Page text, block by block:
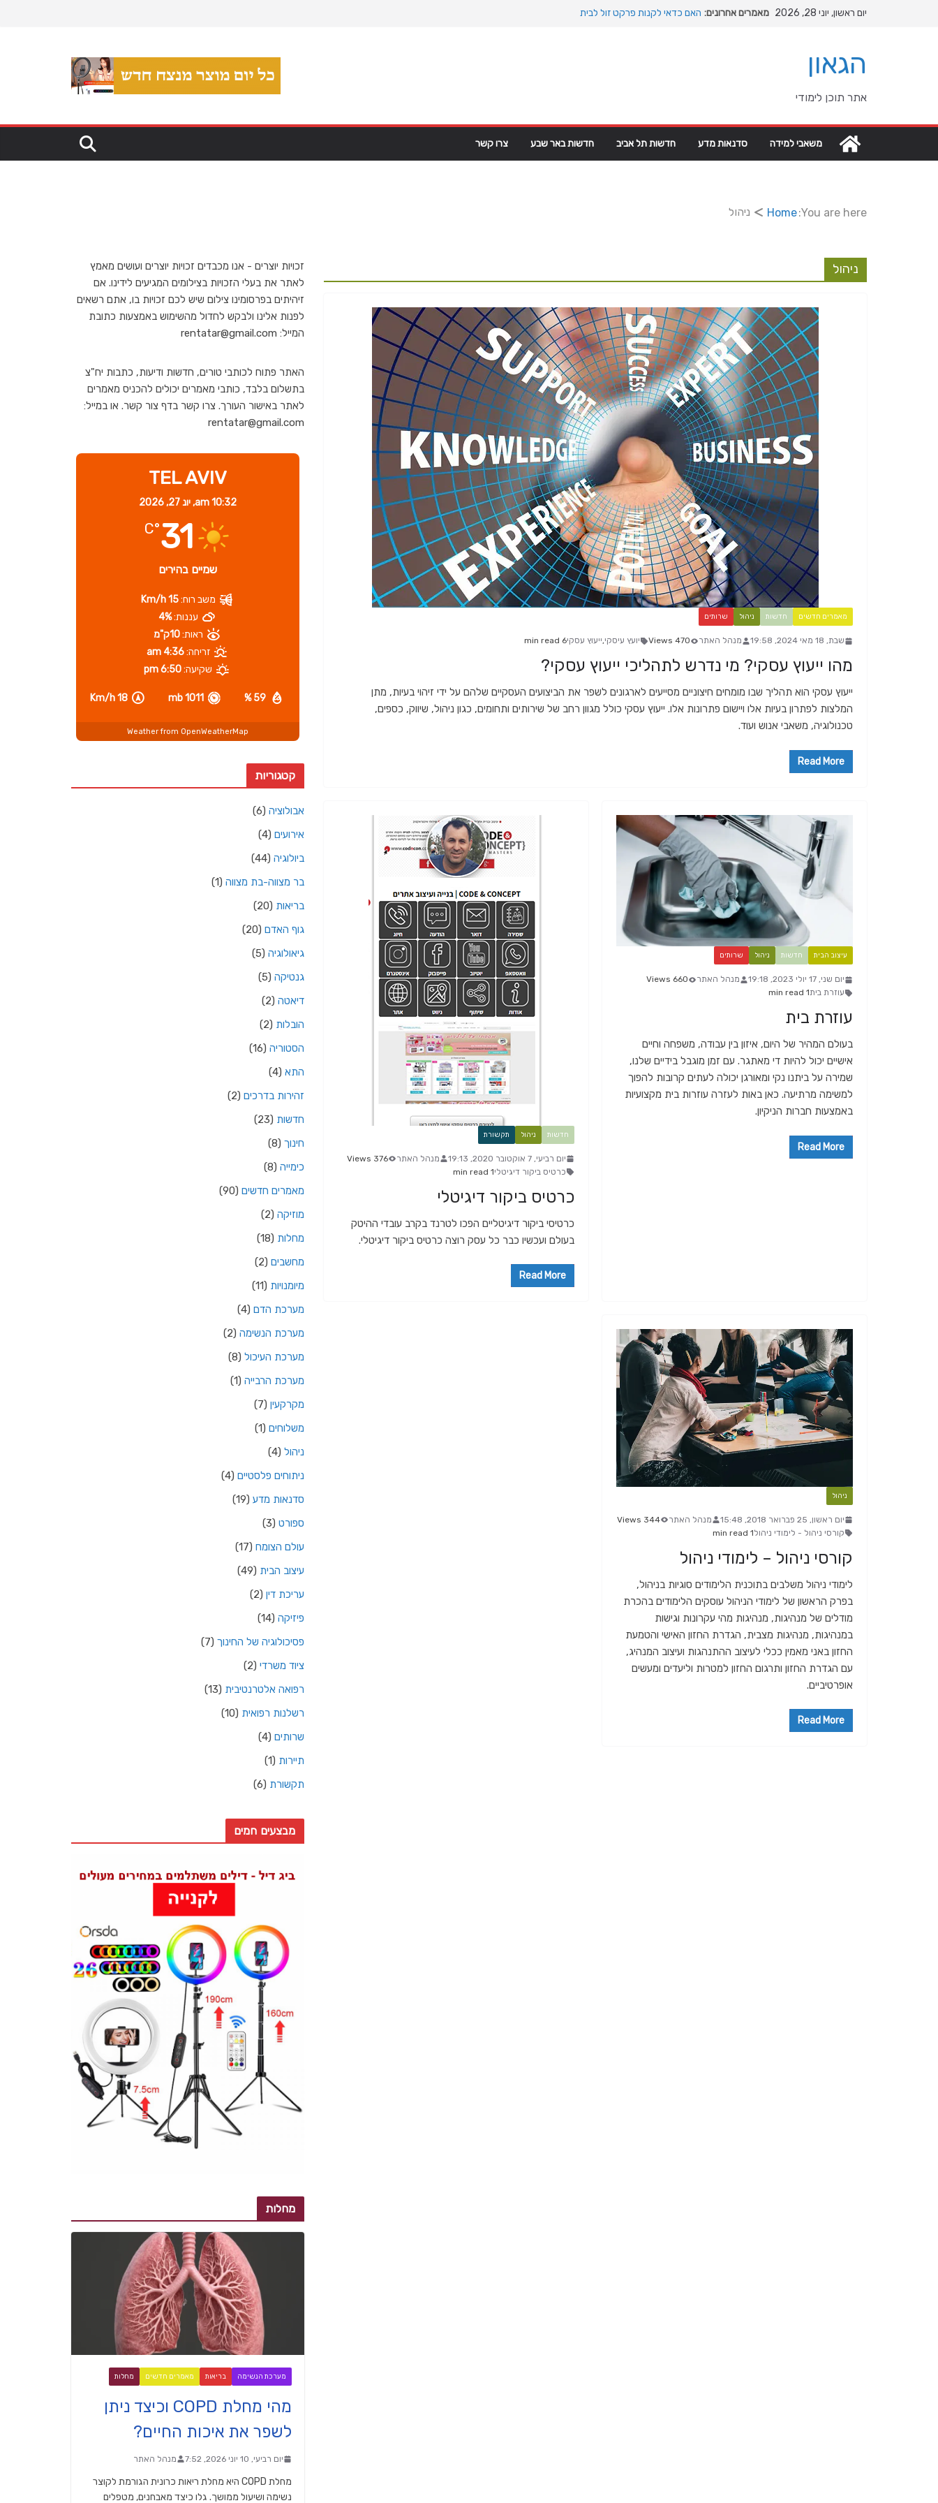
יום ראשון, יוני 28, 2026 מאמרים אחרונים: האם כדאי לקנות פרקט זול לבית
הגאון
אתר תוכן לימודי
משאבי למידה סדנאות מדע חדשות תל אביב חדשות באר שבע צרו קשר
You are here:
Home ניהול
ניהול
מאמרים חדשים חדשות ניהול שרותים
שבת, 18 מאי 2024, 19:58 מנהל האתר 470 Views יועץ עיסקי,ייעוץ עסקי6 min read
מהו ייעוץ עסקי? מי נדרש לתהליכי ייעוץ עסקי?
ייעוץ עסקי הוא תהליך שבו מומחים חיצוניים מסייעים לארגונים לשפר את הביצועים העסקיים שלהם על ידי זיהוי בעיות, מתן
המלצות לפתרון בעיות אלו ויישום פתרונות אלו. ייעוץ עסקי כולל מגוון רחב של שירותים ותחומים, כגון ניהול, שיווק, כספים,
טכנולוגיה, משאבי אנוש ועוד.
Read More
עיצוב הבית חדשות ניהול שרותים
יום שני, 17 יולי 2023, 19:18 מנהל האתר
660 Views
עוזרת בית1 min read
עוזרת בית
בעולם המהיר של היום, איזון בין עבודה, משפחה וחיים
אישיים יכול להיות די מאתגר. עם זמן מוגבל בידיים שלנו,
שמירה על ביתנו נקי ומאורגן יכולה לעתים קרובות להפוך
למשימה מרתיעה. כאן באות לעזרה עוזרות בית מקצועיות
באמצעות חברות הניקיון.
Read More
חדשות ניהול תקשורת
יום רביעי, 7 אוקטובר 2020, 19:13 מנהל האתר
376 Views
כרטיס ביקור דיגיטלי1 min read
כרטיס ביקור דיגיטלי
כרטיסי ביקור דיגיטליים הפכו לטרנד בקרב עובדי ההיטק
בעולם ועכשיו כבר כל עסק רוצה כרטיס ביקור דיגיטלי.
Read More
ניהול
יום ראשון, 25 פברואר 2018, 15:48 מנהל האתר
344 Views
קורסי ניהול - לימודי ניהול1 min read
קורסי ניהול – לימודי ניהול
לימודי ניהול משלבים בתוכנית הלימודים סוגיות בניהול,
בפרק הראשון של לימודי הניהול עוסקים הלימודים בהכרת
מודלים של מנהיגות, מנהיגות מהי עקרונות וגישות
במנהיגות, מנהיגות מצבית, הגדרת החזון האישי והטמעת
החזון באני מאמין ככלי לעיצוב ההתנהגות ועיצוב המנהיג,
עם הגדרת החזון ותרגום החזון למטרות וליעדים ומעשים
אופרטיביים.
Read More
זכויות יוצרים - אנו מכבדים זכויות יוצרים ועושים מאמץ
לאתר את בעלי הזכויות בצילומים המגיעים לידינו. אם
זיהיתים בפרסומינו צילום שיש לכם זכויות בו, אתם רשאים
לפנות אלינו ולבקש לחדול מהשימוש באמצעות כתובת
המייל: rentatar@gmail.com
האתר פתוח לכותבי טורים, חדשות ודיעות, כתבות יח"צ
בתשלום בלבד, כותבי מאמרים יכולים להכניס מאמרים
לאתר באישור העורך. צרו קשר בדף צור קשר. או במייל:
rentatar@gmail.com
TEL AVIV
10:32 am, יונ 27, 2026
31
°C
שמיים בהירים
59 %
1011 mb
18 Km/h
משב רוח: 15 Km/h
עננות: 4%
ראות: 10ק"מ
זריחה: 4:36 am
שקיעה:6:50 pm
Weather from OpenWeatherMap
קטגוריות
אבולוציה (6)
אירועים (4)
ביולוגיה (44)
בר מצווה-בת מצווה (1)
בריאות (20)
גוף האדם (20)
גיאולוגיה (5)
גנטיקה (5)
דיאטה (2)
הובלות (2)
הסטוריה (16)
התא (4)
זהירות בדרכים (2)
חדשות (23)
חינוך (8)
כימייה (8)
מאמרים חדשים (90)
מוזיקה (2)
מחלות (18)
מחשבים (2)
מיומנויות (11)
מערכת הדם (4)
מערכת הנשימה (2)
מערכת העיכול (8)
מערכת הרבייה (1)
מקרקעין (7)
משלוחים (1)
ניהול (4)
ניתוחים פלסטיים (4)
סדנאות מדע (19)
ספורט (3)
עולם הצומח (17)
עיצוב הבית (49)
עריכת דין (2)
פיזיקה (14)
פסיכולוגיה של החינוך (7)
ציוד משרדי (2)
רפואה אלטרנטיבית (13)
רשלנות רפואית (10)
שרותים (4)
תיירות (1)
תקשורת (6)
מבצעים חמים
מחלות
מערכת הנשימה בריאות מאמרים חדשים מחלות
מהי מחלת COPD וכיצד ניתן
לשפר את איכות החיים?
יום רביעי, 10 יוני 2026, 7:52 מנהל האתר
מחלת COPD היא מחלת ריאות כרונית הגורמת לקוצר
נשימה ושיעול ממושך. גלו כיצד מאבחנים, מטפלים